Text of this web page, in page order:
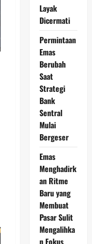
Layak
Dicermati
Permintaan
Emas
Berubah
Saat
Strategi
Bank
Sentral
Mulai
Bergeser
Emas
Menghadirk
an Ritme
Baru yang
Membuat
Pasar Sulit
Mengalihka
n Fokus